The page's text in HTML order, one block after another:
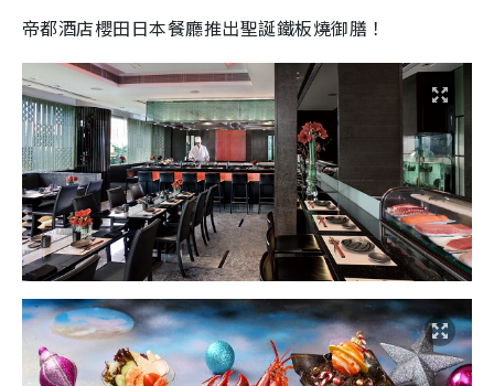
帝都酒店櫻田日本餐廳推出聖誕鐵板燒御膳！